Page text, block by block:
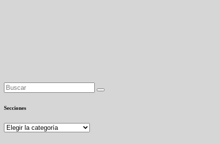
Secciones
Secciones